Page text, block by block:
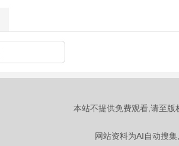
本站不提供免费观看,请至
网站资料为AI自动搜